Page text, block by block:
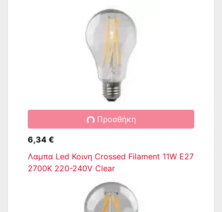
Προσθήκη
6,34 €
Λαμπα Led Κοινη Crossed Filament 11W E27
2700K 220-240V Clear